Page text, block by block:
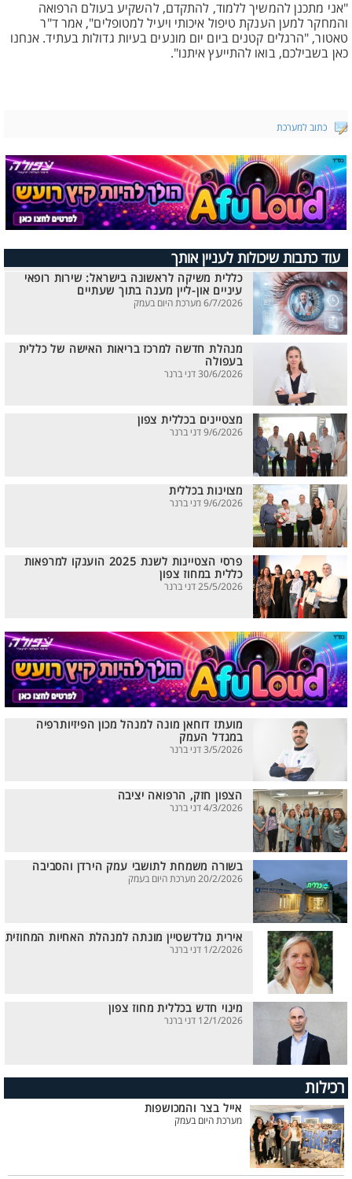
"אני מתכנן להמשיך ללמוד, להתקדם, להשקיע בעולם הרפואה
והמחקר למען הענקת טיפול איכותי ויעיל למטופלים", אמר ד"ר
טאטור, "הרגלים קטנים ביום יום מונעים בעיות גדולות בעתיד. אנחנו
כאן בשבילכם, בואו להתייעץ איתנו".
כתוב למערכת
עוד כתבות שיכולות לעניין אותך
כללית משיקה לראשונה בישראל: שירות רופאי
עיניים און-ליין מענה בתוך שעתיים
6/7/2026 מערכת היום בעמק
מנהלת חדשה למרכז בריאות האישה של כללית
בעפולה
30/6/2026 דני ברנר
מצטיינים בכללית צפון
9/6/2026 דני ברנר
מצוינות בכללית
9/6/2026 דני ברנר
פרסי הצטיינות לשנת 2025 הוענקו למרפאות
כללית במחוז צפון
25/5/2026 דני ברנר
מועתז דוחאן מונה למנהל מכון הפיזיותרפיה
במגדל העמק
3/5/2026 דני ברנר
הצפון חזק, הרפואה יציבה
4/3/2026 דני ברנר
בשורה משמחת לתושבי עמק הירדן והסביבה
20/2/2026 מערכת היום בעמק
אירית גולדשטיין מונתה למנהלת האחיות המחוזית
1/2/2026 דני ברנר
מינוי חדש בכללית מחוז צפון
12/1/2026 דני ברנר
רכילות
אייל בצר והמכושפות
מערכת היום בעמק